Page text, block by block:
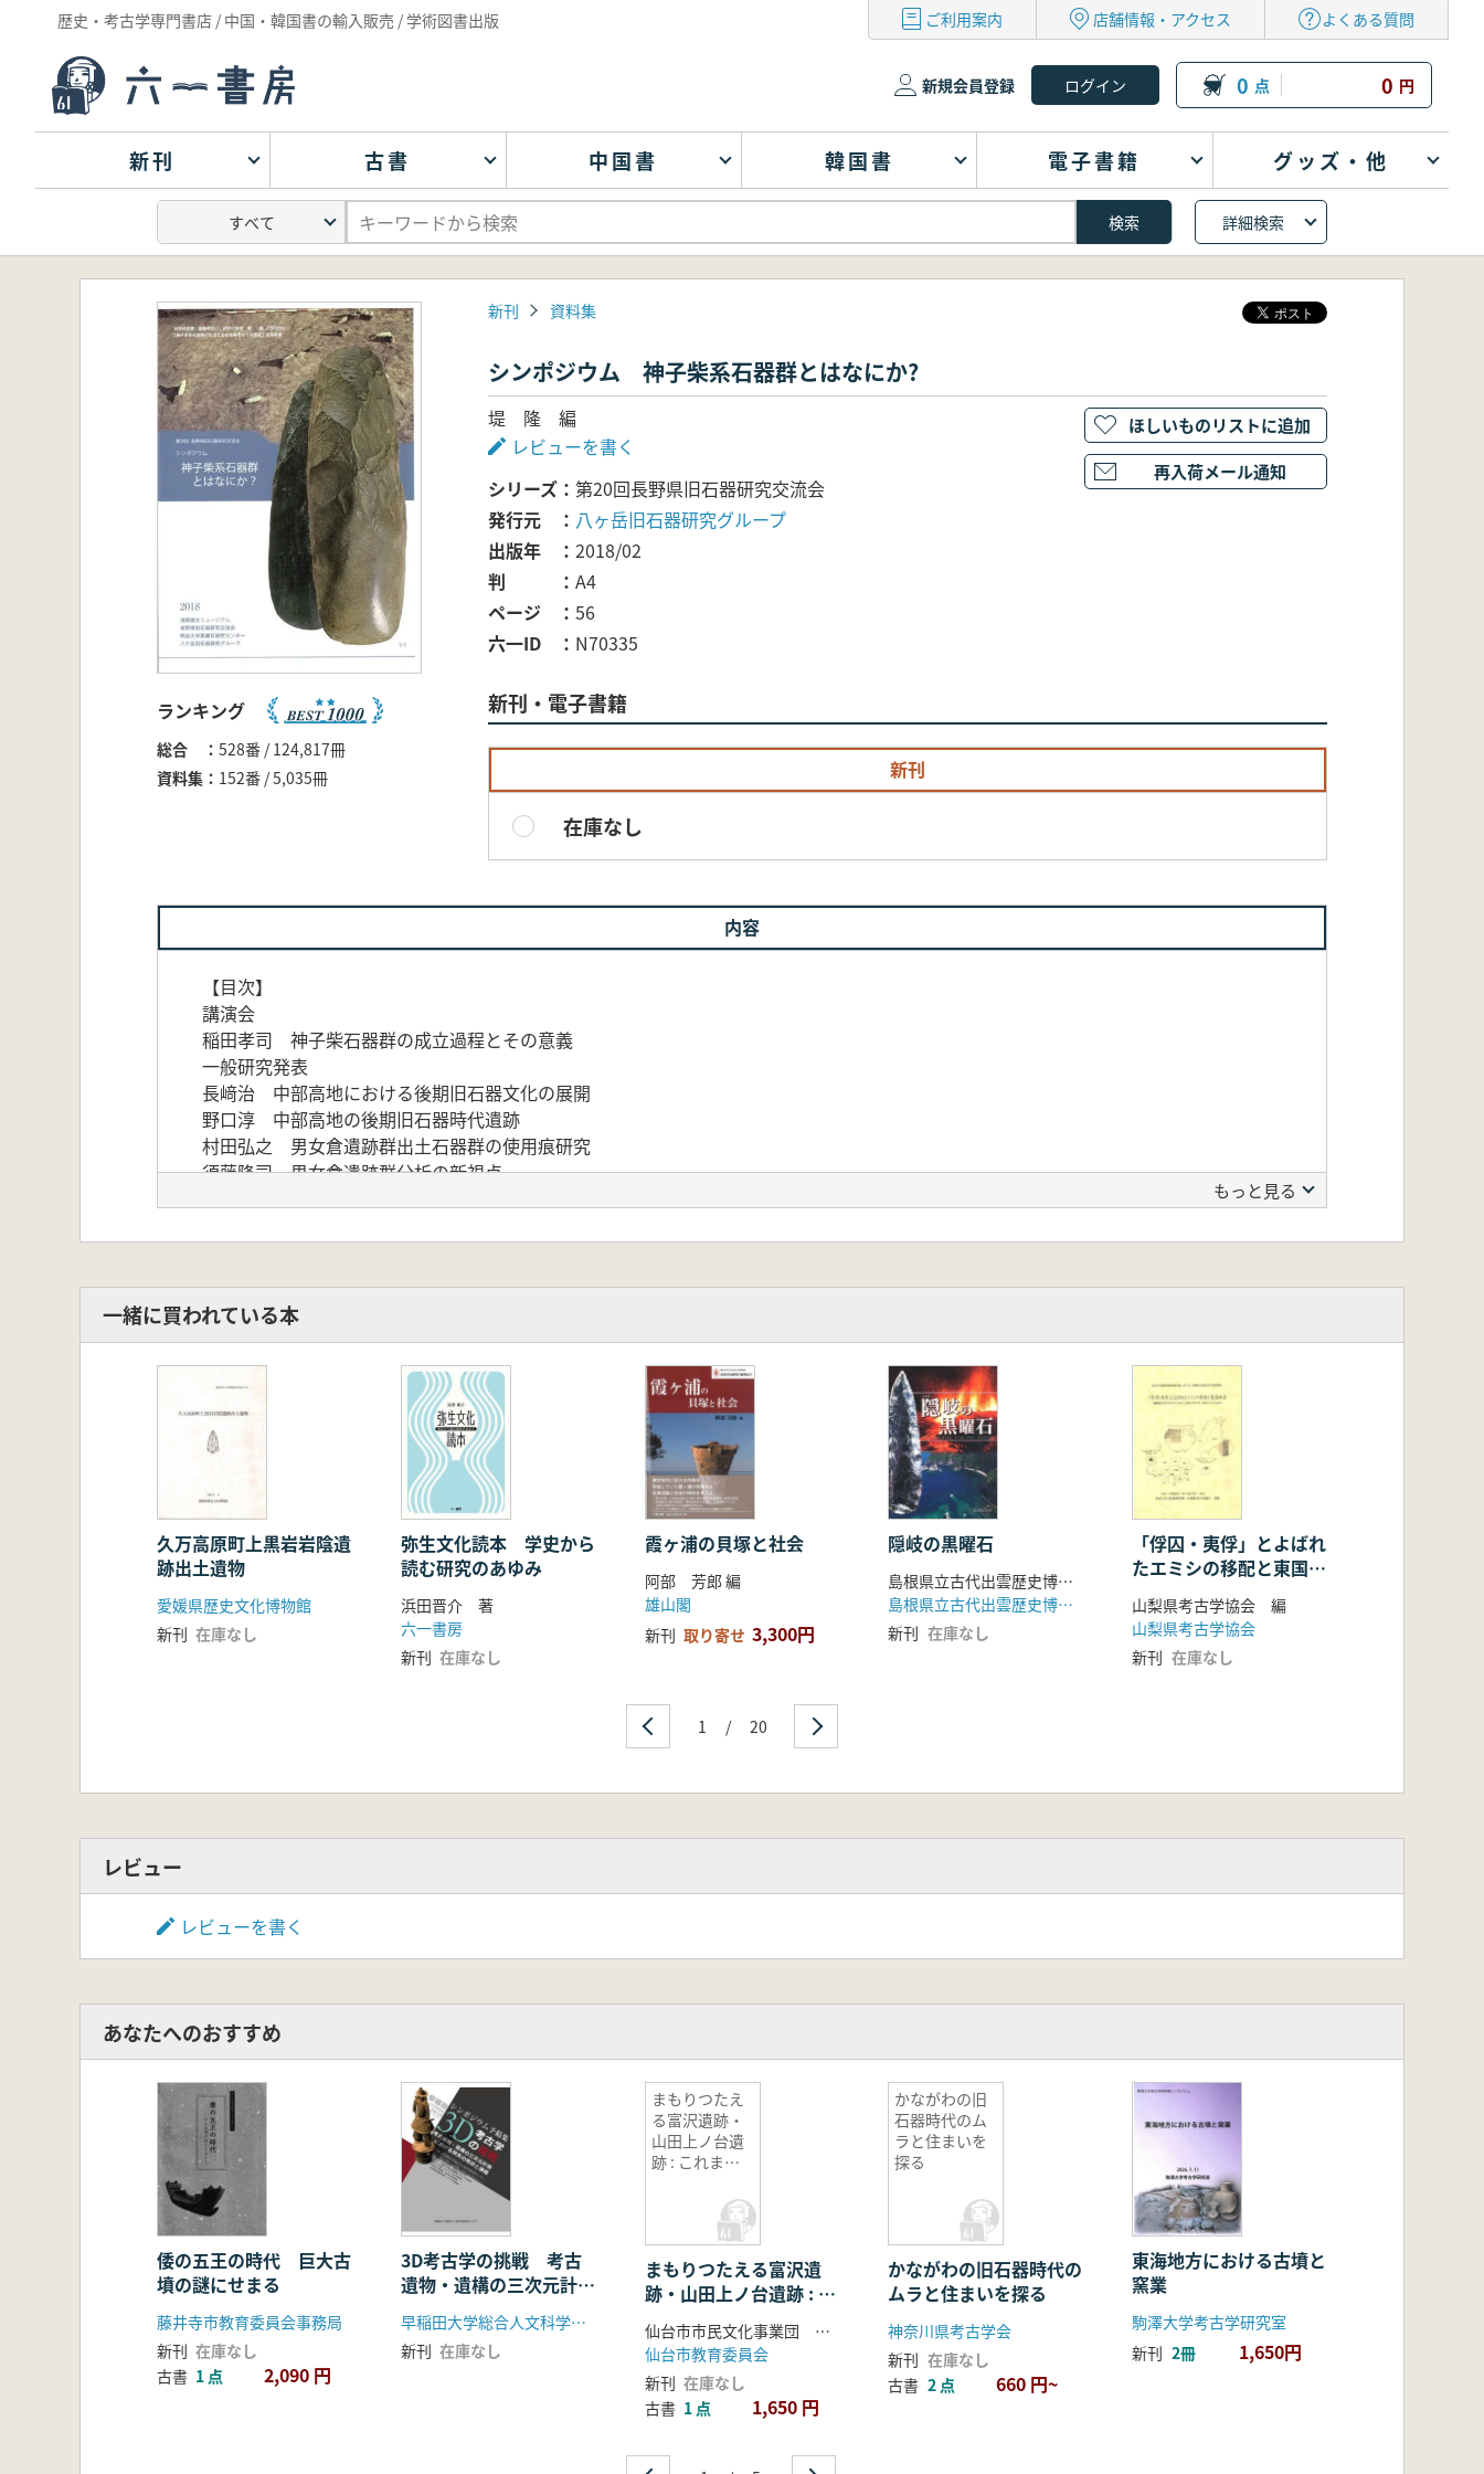
歴史・考古学専門書店 / 中国・韓国書の輸入販売 / 学術図書出版 ご利用案内 店舗情報・アクセス よくある質問
新規会員登録 0 点 0 円
新刊 古書 中国書 韓国書 電子書籍 グッズ・他
詳細検索
ランキング
総合
528番 / 124,817冊
資料集
152番 / 5,035冊
新刊 資料集
シンポジウム 神子柴系石器群とはなにか?
堤 隆 編
レビューを書く
シリーズ
第20回長野県旧石器研究交流会
発行元
八ヶ岳旧石器研究グループ
出版年
2018/02
判
A4
ページ
56
六一ID
N70335
新刊・電子書籍
新刊
在庫なし
ほしいものリストに追加
再入荷メール通知
内容
【目次】
講演会
稲田孝司 神子柴石器群の成立過程とその意義
一般研究発表
長﨑治 中部高地における後期旧石器文化の展開
野口淳 中部高地の後期旧石器時代遺跡
村田弘之 男女倉遺跡群出土石器群の使用痕研究
須藤隆司 男女倉遺跡群分析の新視点
堤隆 バイフェイスを携えて
橋本勝雄 神子柴型石斧の実像とその意味
長﨑潤一 石斧をみる視点
ポスターセッション
池山史華 古本州島初期細石刃石器群における押圧剥離法の出現様相
内田和典・國木田 大・森先一貴 極東地域の土器出現期グロマトゥーハ文化の年代
小野 昭 遺跡分布パタンと森林限界の垂直移動
沢田 敦 阿賀野川水系三川地域産珪質頁岩の産状と利用
杉原保幸 木崎小丸山遺跡の紹介と立体地図で見る重要旧石器遺跡・ナウマンゾウの足跡
堤 隆 長野県佐久市志賀川上流域に分布する「駒込頁岩」とその利用状況について
野口 淳・佐藤祐輔・渡邊 玲・横山 真・千葉 史・神田和彦・小菅将夫 石器の形態・技術理解のための復元製作実験と3D計測
眞島 英壽 ハンドヘルド型XRFによる黒曜石の非破壊化学分析
渡邊玲 三次元形態分析による「目的剥片」の抽出
もっと見る
一緒に買われている本
久万高原町上黒岩岩陰遺
跡出土遺物
愛媛県歴史文化博物館
新刊 在庫なし
弥生文化読本 学史から
読む研究のあゆみ
浜田晋介 著
六一書房
新刊 在庫なし
霞ヶ浦の貝塚と社会
阿部 芳郎 編
雄山閣
新刊 取り寄せ 3,300円
隠岐の黒曜石
島根県立古代出雲歴史博物館 編
島根県立古代出雲歴史博物館(ハーベスト出版)
新刊 在庫なし
「俘囚・夷俘」とよばれ
たエミシの移配と東国社
会 強制移住させられた
エミシはどこに居たの
か?そして何をしていた
のか
山梨県考古学協会 編
山梨県考古学協会
新刊 在庫なし
1 / 20
レビュー
レビューを書く
あなたへのおすすめ
倭の五王の時代 巨大古
墳の謎にせまる
藤井寺市教育委員会事務局
新刊 在庫なし
古書 1 点 2,090 円
3D考古学の挑戦 考古
遺物・遺構の三次元計測
における研究の現状と課
題
早稲田大学総合人文科学研究センター
新刊 在庫なし
まもりつたえ
る富沢遺跡・
山田上ノ台遺
跡 : これまで/
まもりつたえる富沢遺
跡・山田上ノ台遺跡 : こ
れまで/これからの20
年・10年
仙台市市民文化事業団 仙台市富沢遺跡保存館(地底の森ミュージアム) 編
仙台市教育委員会
新刊 在庫なし
古書 1 点 1,650 円
かながわの旧
石器時代のム
ラと住まいを
探る
かながわの旧石器時代の
ムラと住まいを探る
神奈川県考古学会
新刊 在庫なし
古書 2 点 660 円~
東海地方における古墳と
窯業
駒澤大学考古学研究室
新刊 2冊 1,650円